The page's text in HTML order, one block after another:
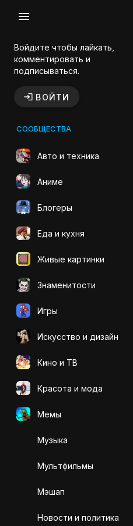
Войдите чтобы лайкать,
комментировать и
подписываться.
ВОЙТИ
СООБЩЕСТВА
Авто и техника
Аниме
Блогеры
Еда и кухня
Живые картинки
Знаменитости
Игры
Искусcтво и дизайн
Кино и ТВ
Красота и мода
Мемы
Музыка
Мультфильмы
Мэшап
Новости и политика